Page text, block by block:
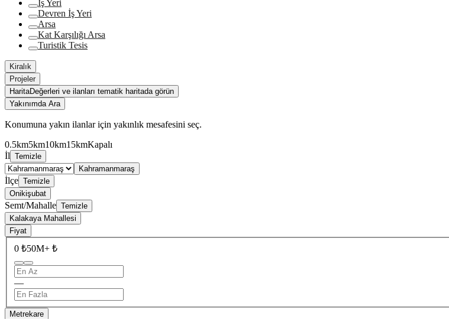
İş Yeri
Devren İş Yeri
Arsa
Kat Karşılığı Arsa
Turistik Tesis
Kiralık
Projeler
HaritaDeğerleri ve ilanları tematik haritada görün
Yakınımda Ara
Konumuna yakın ilanlar için yakınlık mesafesini seç.
0.5km5km10km15kmKapalı
İl Temizle
Kahramanmaraş
İlçe Temizle
Onikişubat
Semt/Mahalle Temizle
Kalakaya Mahallesi
Fiyat
0 ₺50M+ ₺
—
Metrekare